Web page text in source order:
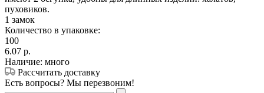
пуховиков.
1 замок
Количество в упаковке:
100
6.07 р.
Наличие: много
Рассчитать доставку
Есть вопросы? Мы перезвоним!